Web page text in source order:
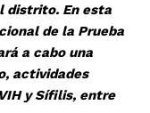
distrito. En esta
de la Prueba
a cabo una
actividades
y Sífilis, entre